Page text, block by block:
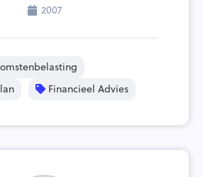
2007
Financieel Advies